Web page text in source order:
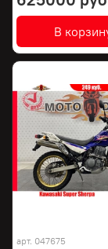
В
арт. 047675